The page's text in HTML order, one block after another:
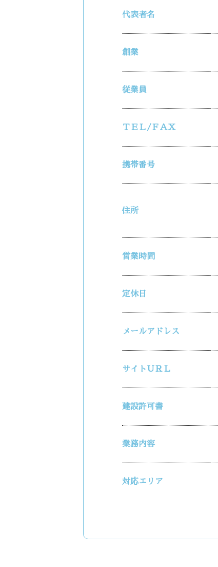
代表者名
創業
従業員
ＴＥＬ/ＦＡＸ
携帯番号
住所
営業時間
定休日
メールアドレス
サイトＵＲＬ
建設許可書
業務内容
対応エリア